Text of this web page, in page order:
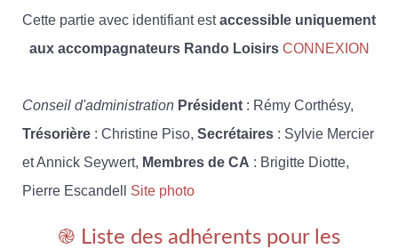
Cette partie avec identifiant estaccessible uniquement
aux accompagnateurs Rando Loisirs CONNEXION
Conseil d'administration Président : Rémy Corthésy,
Trésorière : Christine Piso, Secrétaires : Sylvie Mercier
et Annick Seywert, Membres de CA : Brigitte Diotte,
Pierre Escandell Site photo
֎ Liste des adhérents pour les